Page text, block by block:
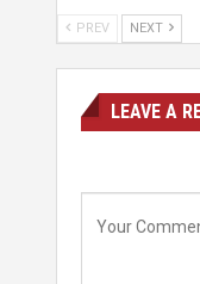
PREV NEXT
LEAVE A